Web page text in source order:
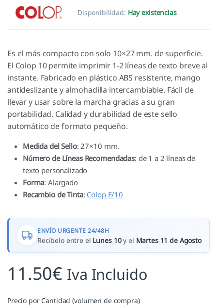
con4.00
de 5 en
base a
Disponibilidad: Hay existencias
Es el más compacto con solo 10×27 mm. de superficie.
El Colop 10 permite imprimir 1-2 líneas de texto breve al
instante. Fabricado en plástico ABS resistente, mango
antideslizante y almohadilla intercambiable. Fácil de
llevar y usar sobre la marcha gracias a su gran
portabilidad. Calidad y durabilidad de este sello
automático de formato pequeño.
Medida del Sello: 27×10 mm.
Número de Líneas Recomendadas: de 1 a 2 líneas de
texto personalizado
Forma: Alargado
Recambio de Tinta: Colop E/10
ENVÍO URGENTE 24/48H
Recíbelo entre el Lunes 10y el Martes 11 de Agosto
11.50€ Iva Incluido
Precio por Cantidad (volumen de compra)